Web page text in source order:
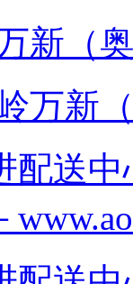
新（
万新
配送